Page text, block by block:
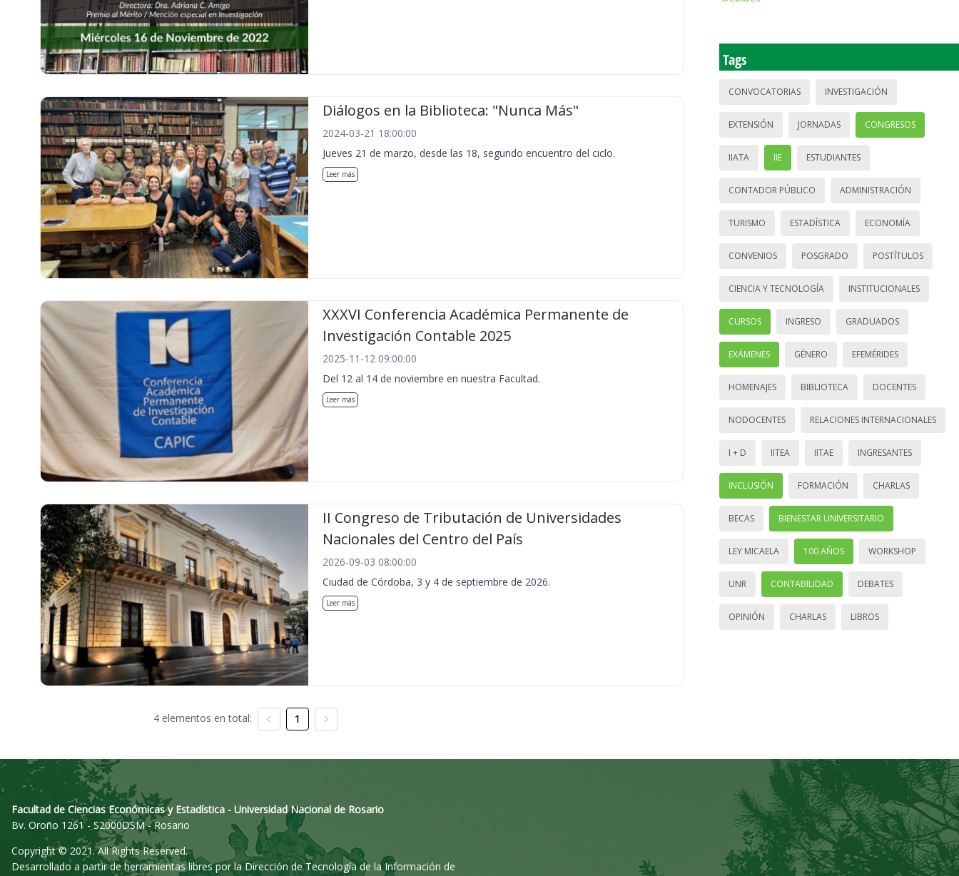
Diálogos en la Biblioteca: "Nunca Más"
2024-03-21 18:00:00
Jueves 21 de marzo, desde las 18, segundo encuentro del ciclo.
Leer más
XXXVI Conferencia Académica Permanente de
Investigación Contable 2025
2025-11-12 09:00:00
Del 12 al 14 de noviembre en nuestra Facultad.
Leer más
II Congreso de Tributación de Universidades
Nacionales del Centro del País
2026-09-03 08:00:00
Ciudad de Córdoba, 3 y 4 de septiembre de 2026.
Leer más
4 elementos en total: 1
Tags
CONVOCATORIAS INVESTIGACIÓN
EXTENSIÓN JORNADAS CONGRESOS
IIATA IIE ESTUDIANTES
CONTADOR PÚBLICO ADMINISTRACIÓN
TURISMO ESTADÍSTICA ECONOMÍA
CONVENIOS POSGRADO POSTÍTULOS
CIENCIA Y TECNOLOGÍA INSTITUCIONALES
CURSOS INGRESO GRADUADOS
EXÁMENES GÉNERO EFEMÉRIDES
HOMENAJES BIBLIOTECA DOCENTES
NODOCENTES RELACIONES INTERNACIONALES
I + D IITEA IITAE INGRESANTES
INCLUSIÓN FORMACIÓN CHARLAS
BECAS BIENESTAR UNIVERSITARIO
LEY MICAELA 100 AÑOS WORKSHOP
UNR CONTABILIDAD DEBATES
OPINIÓN CHARLAS LIBROS
Facultad de Ciencias Económicas y Estadística - Universidad Nacional de Rosario
Bv. Oroño 1261 - S2000DSM - Rosario
Copyright © 2021. All Rights Reserved.
Desarrollado a partir de herramientas libres por la Dirección de Tecnología de la Información de